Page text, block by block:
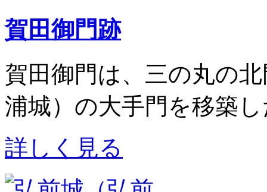
賀田御門跡
賀田御門は、三の丸の
浦城）の大手門を移築
詳しく見る